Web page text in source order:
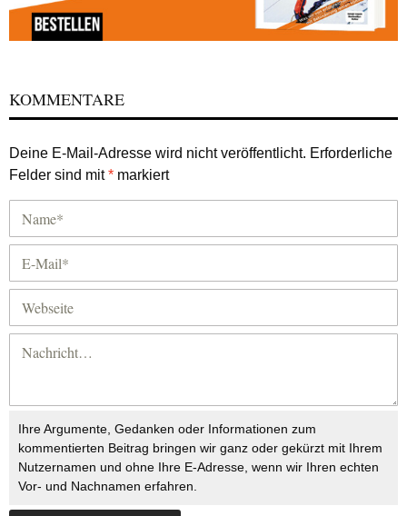
KOMMENTARE
Deine E-Mail-Adresse wird nicht veröffentlicht. Erforderliche
Felder sind mit* markiert
Ihre Argumente, Gedanken oder Informationen zum
kommentierten Beitrag bringen wir ganz oder gekürzt mit Ihrem
Nutzernamen und ohne Ihre E-Adresse, wenn wir Ihren echten
Vor- und Nachnamen erfahren.